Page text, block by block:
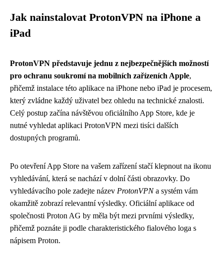
Jak nainstalovat ProtonVPN na iPhone a
iPad
ProtonVPN představuje jednu z nejbezpečnějších možností
pro ochranu soukromí na mobilních zařízeních Apple,
přičemž instalace této aplikace na iPhone nebo iPad je procesem,
který zvládne každý uživatel bez ohledu na technické znalosti.
Celý postup začína návštěvou oficiálního App Store, kde je
nutné vyhledat aplikaci ProtonVPN mezi tisíci dalších
dostupných programů.
Po otevření App Store na vašem zařízení stačí klepnout na ikonu
vyhledávání, která se nachází v dolní části obrazovky. Do
vyhledávacího pole zadejte název ProtonVPNa systém vám
okamžitě zobrazí relevantní výsledky. Oficiální aplikace od
společnosti Proton AG by měla být mezi prvními výsledky,
přičemž poznáte ji podle charakteristického fialového loga s
nápisem Proton.